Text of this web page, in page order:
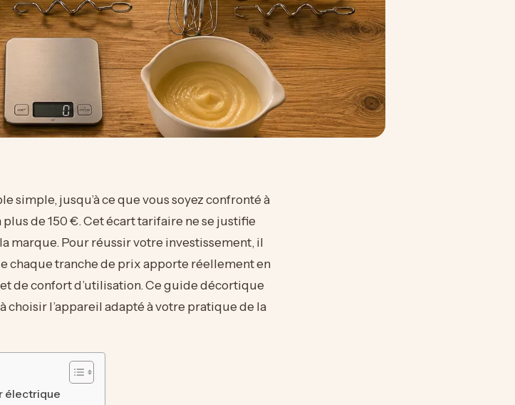
simple, jusqu’à ce que vous soyez confronté à
de 150 €. Cet écart tarifaire ne se justifie
marque. Pour réussir votre investissement, il
chaque tranche de prix apporte réellement en
de confort d’utilisation. Ce guide décortique
choisir l’appareil adapté à votre pratique de la
électrique